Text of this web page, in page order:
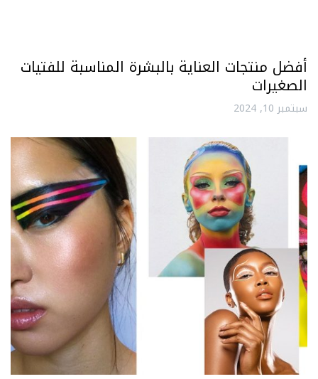
أفضل منتجات العناية بالبشرة المناسبة للفتيات
الصغيرات
سبتمبر 10, 2024